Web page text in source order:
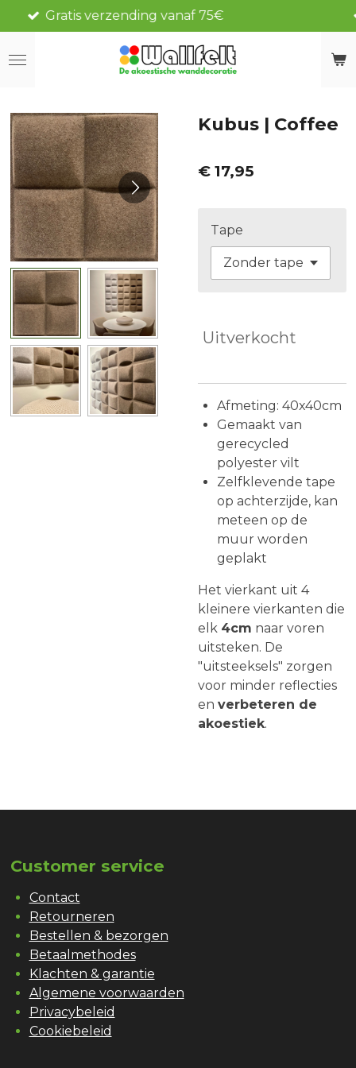
direct
naar
75€ Vandaag besteld, morgen
Kubus | Coffee
€ 17,95
Tape
Uitverkocht
Afmeting: 40x40cm
Gemaakt van
gerecycled
polyester vilt
Zelfklevende tape
op achterzijde, kan
meteen op de
muur worden
geplakt
Het vierkant uit 4
kleinere vierkanten die
elk 4cm naar voren
uitsteken. De
"uitsteeksels" zorgen
voor minder reflecties
en verbeteren de
akoestiek.
Customer service
Contact
Retourneren
Bestellen & bezorgen
Betaalmethodes
Klachten & garantie
Algemene voorwaarden
Privacybeleid
Cookiebeleid